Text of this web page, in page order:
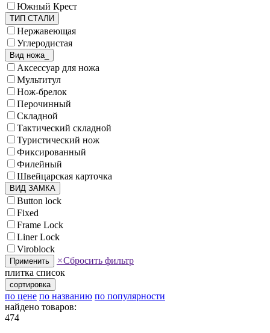
Южный Крест
ТИП СТАЛИ
Нержавеющая
Углеродистая
Вид ножа_
Аксессуар для ножа
Мультитул
Нож-брелок
Перочинный
Складной
Тактический складной
Туристический нож
Фиксированный
Филейный
Швейцарская карточка
ВИД ЗАМКА
Button lock
Fixed
Frame Lock
Liner Lock
Viroblock
Применить ×Сбросить фильтр
плитка список
сортировка
по цене по названию по популярности
найдено товаров:
474